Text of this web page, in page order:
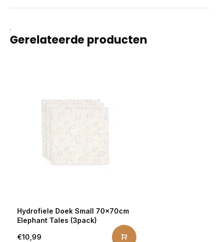
.
Gerelateerde producten
Hydrofiele Doek Small 70x70cm
Elephant Tales (3pack)
€10,99